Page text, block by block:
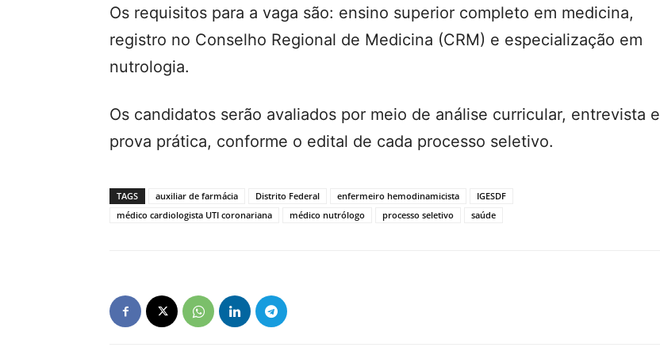
Os requisitos para a vaga são: ensino superior completo em medicina,
registro no Conselho Regional de Medicina (CRM) e especialização em
nutrologia.
Os candidatos serão avaliados por meio de análise curricular, entrevista e
prova prática, conforme o edital de cada processo seletivo.
TAGS auxiliar de farmácia Distrito Federal enfermeiro hemodinamicista
IGESDF
médico cardiologista UTI coronariana
médico nutrólogo processo seletivo saúde